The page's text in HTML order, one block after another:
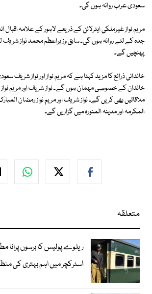
سعودی عرب روانہ ہوں گی۔
مریم نواز غیرملکی ایئرلائن کے ذریعے لاہور کے علامہ اقبال
جدہ کے لئے روانہ ہوں گی۔ سابق وزیراعظم محمد نواز
پہنچیں گے۔
خاندانی ذرائع کا مزید کہنا ہے کہ مریم نواز اور نواز شریف
خاندان کے خصوصی مہمان ہوں گے۔ نواز شریف اور مریم
ملاقاتیں بھی کریں گے۔ نواز شریف اور مریم نواز رمضان
المکرمہ اور مدینہ المنورہ میں گزاریں گے۔
متعلقہ
ریلوے پولیس کا برسوں پرانا
اسٹرکچر میں اہم بہتری کی